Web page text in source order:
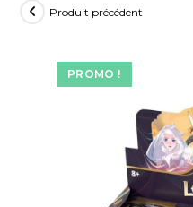
PROMO !
Produit précédent